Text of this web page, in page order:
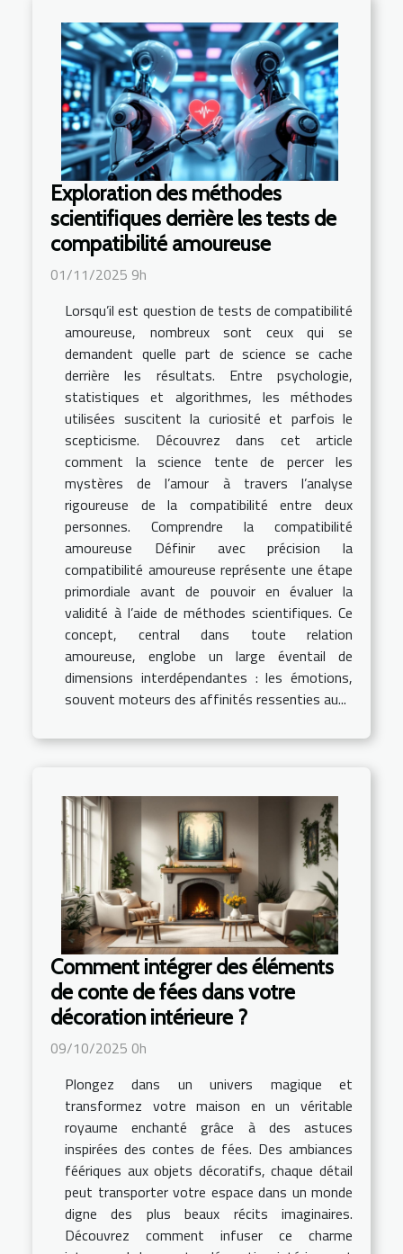
Exploration des méthodes
scientifiques derrière les tests de
compatibilité amoureuse
01/11/2025 9h
Lorsqu’il est question de tests de compatibilité
amoureuse, nombreux sont ceux qui se
demandent quelle part de science se cache
derrière les résultats. Entre psychologie,
statistiques et algorithmes, les méthodes
utilisées suscitent la curiosité et parfois le
scepticisme. Découvrez dans cet article
comment la science tente de percer les
mystères de l’amour à travers l’analyse
rigoureuse de la compatibilité entre deux
personnes. Comprendre la compatibilité
amoureuse Définir avec précision la
compatibilité amoureuse représente une étape
primordiale avant de pouvoir en évaluer la
validité à l’aide de méthodes scientifiques. Ce
concept, central dans toute relation
amoureuse, englobe un large éventail de
dimensions interdépendantes : les émotions,
souvent moteurs des affinités ressenties au...
Comment intégrer des éléments
de conte de fées dans votre
décoration intérieure ?
09/10/2025 0h
Plongez dans un univers magique et
transformez votre maison en un véritable
royaume enchanté grâce à des astuces
inspirées des contes de fées. Des ambiances
féériques aux objets décoratifs, chaque détail
peut transporter votre espace dans un monde
digne des plus beaux récits imaginaires.
Découvrez comment infuser ce charme